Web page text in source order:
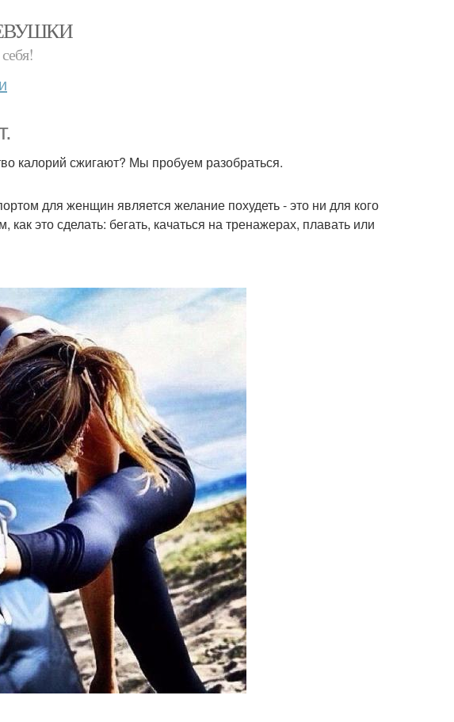
калорий сжигают? Мы пробуем разобраться.
для женщин является желание похудеть - это ни для кого
это сделать: бегать, качаться на тренажерах, плавать или